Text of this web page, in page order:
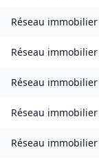
Réseau immobilier
Réseau immobilier
Réseau immobilier
Réseau immobilier
Réseau immobilier